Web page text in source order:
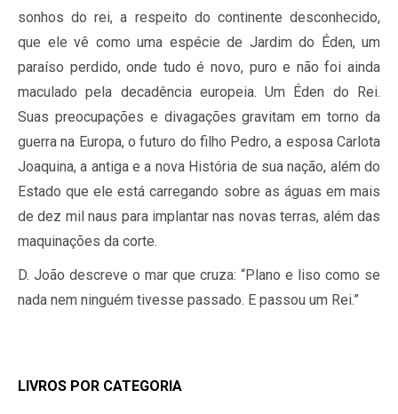
sonhos do rei, a respeito do continente desconhecido,
que ele vê como uma espécie de Jardim do Éden, um
paraíso perdido, onde tudo é novo, puro e não foi ainda
maculado pela decadência europeia. Um Éden do Rei.
Suas preocupações e divagações gravitam em torno da
guerra na Europa, o futuro do filho Pedro, a esposa Carlota
Joaquina, a antiga e a nova História de sua nação, além do
Estado que ele está carregando sobre as águas em mais
de dez mil naus para implantar nas novas terras, além das
maquinações da corte.
D. João descreve o mar que cruza: “Plano e liso como se
nada nem ninguém tivesse passado. E passou um Rei.”
LIVROS POR CATEGORIA